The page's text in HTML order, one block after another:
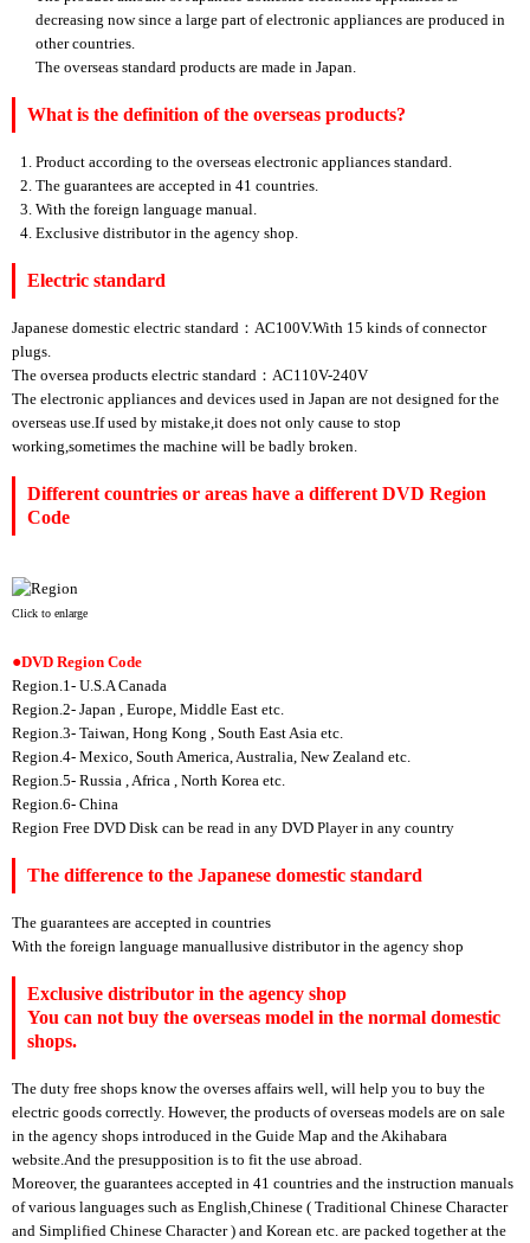
decreasing now since a large part of electronic appliances are produced in
other countries.
The overseas standard products are made in Japan.
What is the definition of the overseas products?
Product according to the overseas electronic appliances standard.
The guarantees are accepted in 41 countries.
With the foreign language manual.
Exclusive distributor in the agency shop.
Electric standard
Japanese domestic electric standard：AC100V.With 15 kinds of connector
plugs.
The oversea products electric standard：AC110V-240V
The electronic appliances and devices used in Japan are not designed for the
overseas use.If used by mistake,it does not only cause to stop
working,sometimes the machine will be badly broken.
Different countries or areas have a different DVD Region
Code
Click to enlarge
DVD Region Code
Region.1- U.S.A Canada
Region.2- Japan , Europe, Middle East etc.
Region.3- Taiwan, Hong Kong , South East Asia etc.
Region.4- Mexico, South America, Australia, New Zealand etc.
Region.5- Russia , Africa , North Korea etc.
Region.6- China
Region Free DVD Disk can be read in any DVD Player in any country
The difference to the Japanese domestic standard
The guarantees are accepted in countries
With the foreign language manuallusive distributor in the agency shop
Exclusive distributor in the agency shop
You can not buy the overseas model in the normal domestic
shops.
The duty free shops know the overses affairs well, will help you to buy the
electric goods correctly. However, the products of overseas models are on sale
in the agency shops introduced in the Guide Map and the Akihabara
website.And the presupposition is to fit the use abroad.
Moreover, the guarantees accepted in 41 countries and the instruction manuals
of various languages such as English,Chinese ( Traditional Chinese Character
and Simplified Chinese Character ) and Korean etc. are packed together at the